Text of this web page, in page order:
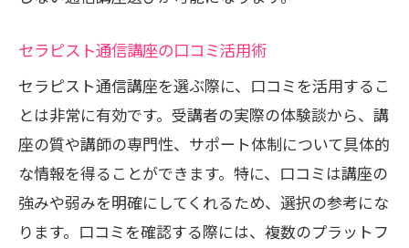
セラピスト通信講座の口コミ活用術
セラピスト通信講座を選ぶ際に、口コミを活用するこ
とは非常に有効です。受講者の実際の体験談から、講
座の質や講師の専門性、サポート体制について具体的
な情報を得ることができます。特に、口コミは講座の
強みや弱みを明確にしてくれるため、選択の参考にな
ります。口コミを確認する際には、複数のプラットフ